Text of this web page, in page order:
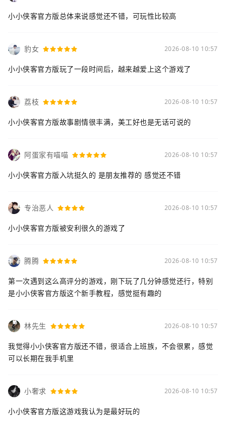
小小侠客官方版总体来说感觉还不错，可玩性比较高
豹女 2026-08-10 10:57
小小侠客官方版玩了一段时间后，越来越爱上这个游戏了
荔枝 2026-08-10 10:57
小小侠客官方版故事剧情很丰满，美工好也是无话可说的
阿蛋家有喵喵 2026-08-10 10:57
小小侠客官方版入坑挺久的 是朋友推荐的 感觉还不错
专治恶人 2026-08-10 10:57
小小侠客官方版被安利很久的游戏了
腾腾 2026-08-10 10:57
第一次遇到这么高评分的游戏，刚下玩了几分钟感觉还行，特别
是小小侠客官方版这个新手教程，感觉挺有趣的
林先生 2026-08-10 10:57
我觉得小小侠客官方版还不错，很适合上班族，不会很累，感觉
可以长期在我手机里
小奢求 2026-08-10 10:57
小小侠客官方版这游戏我认为是最好玩的